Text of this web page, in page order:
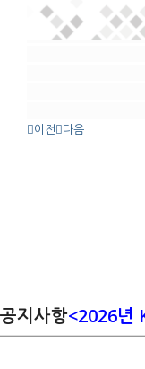
이전 다음
공지사항<2026년